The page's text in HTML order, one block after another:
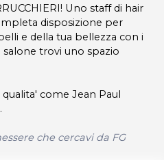
Uno staff di hair
disposizione per
e della tua bellezza con i
trovi uno spazio
come Jean Paul
che cercavi da FG